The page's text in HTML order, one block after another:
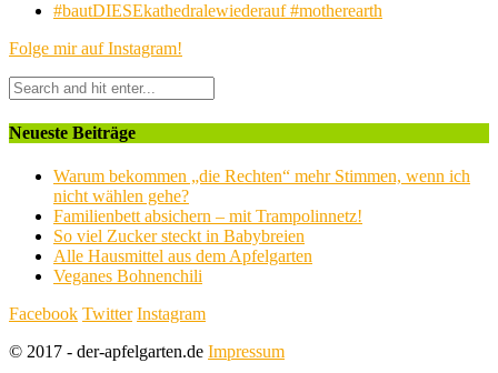
Folge mir auf Instagram!
Neueste Beiträge
Warum bekommen „die Rechten“ mehr Stimmen, wenn ich
nicht wählen gehe?
Familienbett absichern – mit Trampolinnetz!
So viel Zucker steckt in Babybreien
Alle Hausmittel aus dem Apfelgarten
Veganes Bohnenchili
Facebook Twitter Instagram
© 2017 - der-apfelgarten.de Impressum